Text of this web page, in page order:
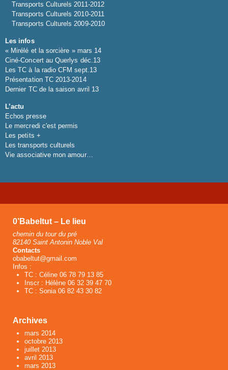
Transports Culturels 2011-2012
Transports Culturels 2010-2011
Transports Culturels 2009-2010
Les infos
« Mirélé et la sorcière » mars 14
Ciné-Concert au Querlys déc.13
Les TC à la radio CFM sept.13
Présentation TC 2013-2014
Dernier TC de la saison avril 13
L’actu
Echos presse
Le mercredi c'est permis
Les petits +
Les transports culturels
Vie associative mon amour…
0’Babeltut – Le lieu
chemin du tour du pré
82140 Saint Antonin Noble Val
Contacts
obabeltut@gmail.com
Infos :
TC : Céline 06 78 79 13 85
Inscr : Hélène 06 32 39 47 70
TC : Sonia 06 82 43 30 82
Archives
mars 2014
octobre 2013
juillet 2013
avril 2013
mars 2013